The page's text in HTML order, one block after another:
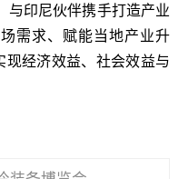
与印尼伙伴携手打造产业
需求、赋能当地产业升
现经济效益、社会效益与